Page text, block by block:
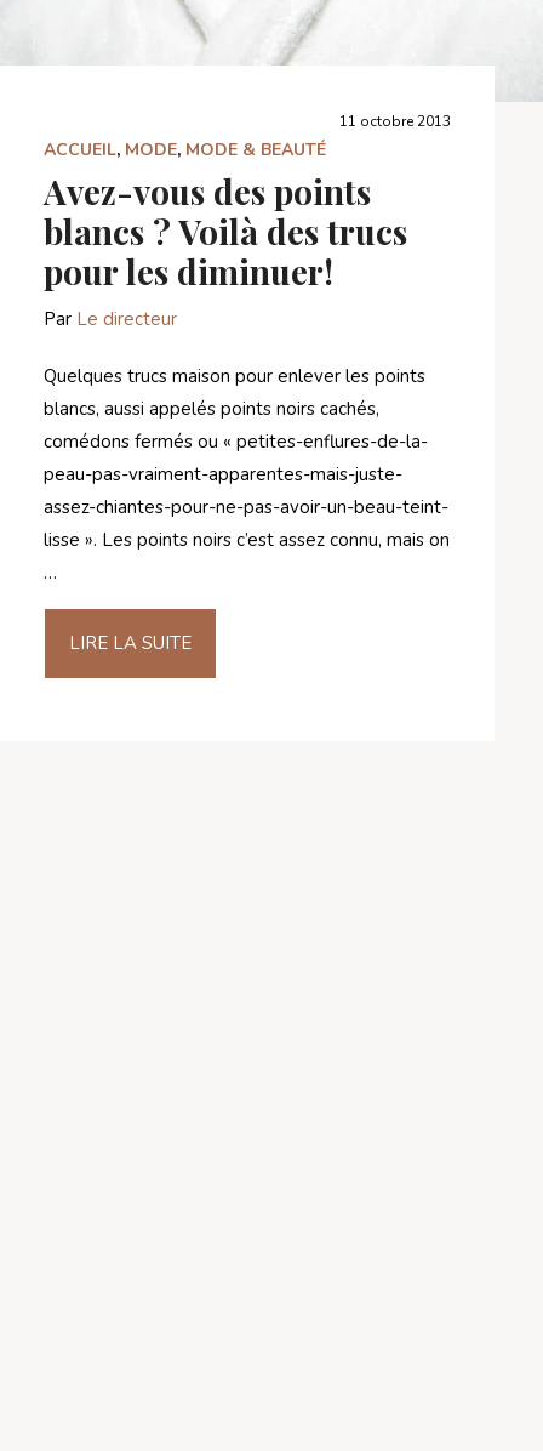
11 octobre 2013
ACCUEIL, MODE, MODE & BEAUTÉ
Avez-vous des points
blancs ? Voilà des trucs
pour les diminuer!
Par Le directeur
Quelques trucs maison pour enlever les points
blancs, aussi appelés points noirs cachés,
comédons fermés ou « petites-enflures-de-la-
peau-pas-vraiment-apparentes-mais-juste-
assez-chiantes-pour-ne-pas-avoir-un-beau-teint-
lisse ». Les points noirs c’est assez connu, mais on
…
LIRE LA SUITE